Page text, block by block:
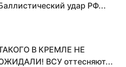
удар РФ...
В КРЕМЛЕ НЕ
ВСУ оттесняют...